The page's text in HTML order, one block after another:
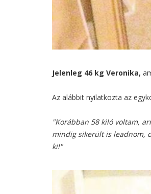
Jelenleg 46 kg Veronika,
Az alábbit nyilatkozta az
"Korábban 58 kiló voltam,
mindig sikerült is leadnom,
ki!"